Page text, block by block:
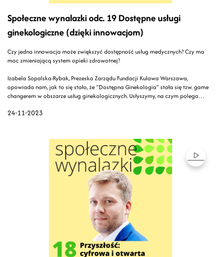
24-11-2023
Społeczne wynalazki odc. 19 Dostępne usługi
ginekologiczne (dzięki innowacjom)
Czy jedna innowacja może zwiększyć dostępność usług medycznych? Czy ma
moc zmieniającą system opieki zdrowotnej?
Izabela Sopalska-Rybak, Prezeska Zarządu Fundacji Kulawa Warszawa,
opowiada nam, jak to się stało, że "Dostępna Ginekologia" stała się tzw. game
changerem w obszarze usług ginekologicznych. Usłyszymy, na czym polega